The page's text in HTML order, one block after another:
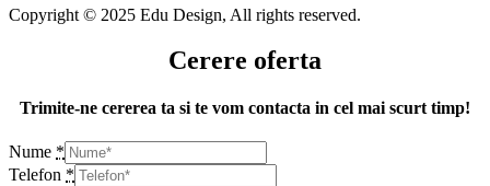
Copyright © 2025 Edu Design, All rights reserved.
Cerere oferta
Trimite-ne cererea ta si te vom contacta in cel mai scurt timp!
Nume *
Telefon *